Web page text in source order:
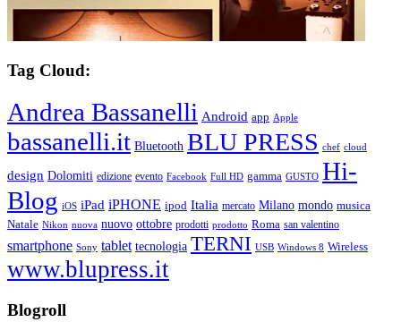
Tag Cloud:
Andrea Bassanelli Android app Apple
bassanelli.it Bluetooth BLU PRESS chef cloud
design Dolomiti edizione evento Facebook Full HD gamma GUSTO Hi-
Blog iOS iPad iPHONE ipod Italia mercato Milano mondo musica
Natale Nikon nuova nuovo ottobre prodotti prodotto Roma san valentino
smartphone Sony tablet tecnologia TERNI USB Windows 8 Wireless
www.blupress.it
Blogroll